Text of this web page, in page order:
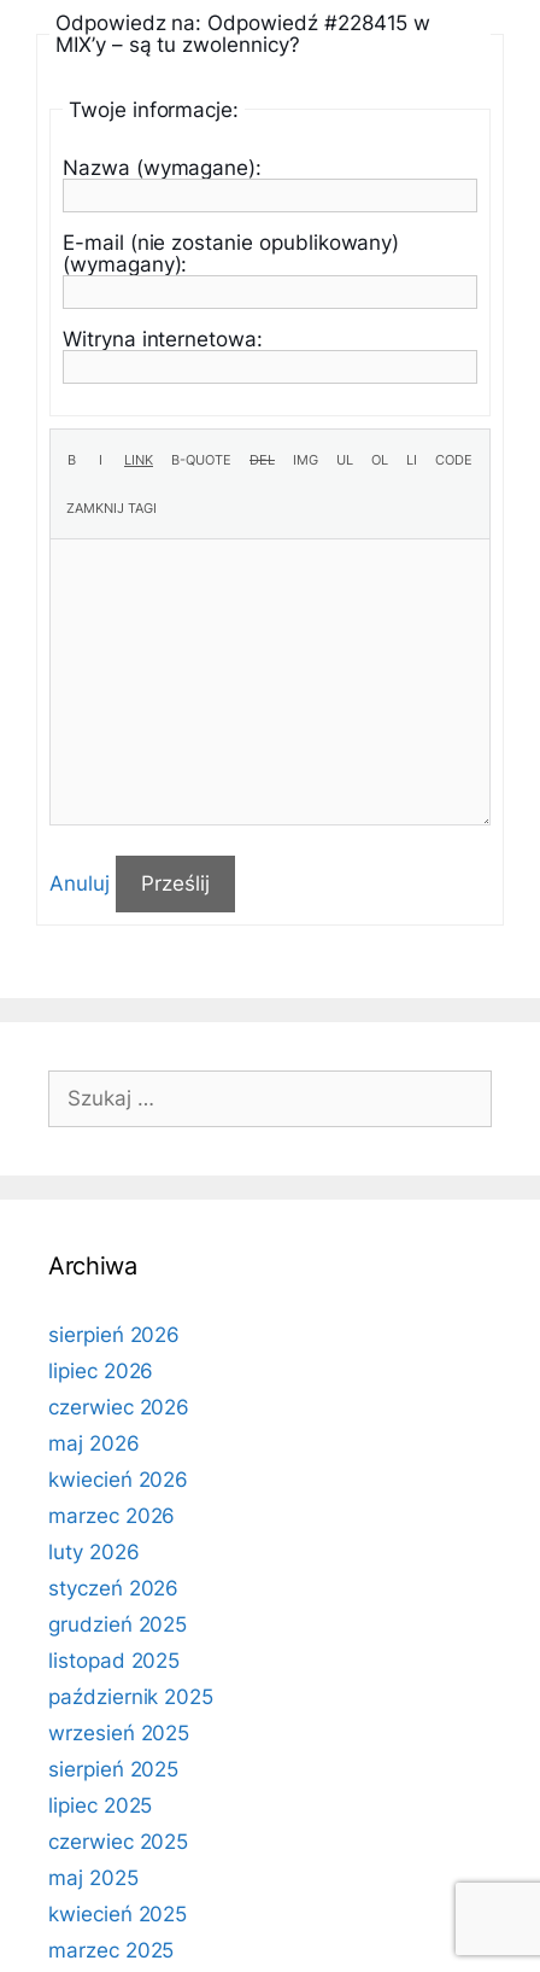
Odpowiedz na: Odpowiedź #228415 w
MIX’y – są tu zwolennicy?
Twoje informacje:
Nazwa (wymagane):
E-mail (nie zostanie opublikowany)
(wymagany):
Witryna internetowa:
Anuluj Prześlij
Szukaj:
Archiwa
sierpień 2026
lipiec 2026
czerwiec 2026
maj 2026
kwiecień 2026
marzec 2026
luty 2026
styczeń 2026
grudzień 2025
listopad 2025
październik 2025
wrzesień 2025
sierpień 2025
lipiec 2025
czerwiec 2025
maj 2025
kwiecień 2025
marzec 2025